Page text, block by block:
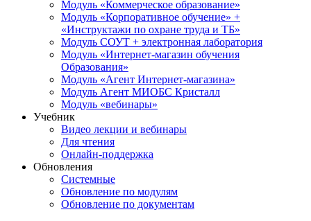
Модуль «Коммерческое образование»
Модуль «Корпоративное обучение» +
«Инструктажи по охране труда и ТБ»
Модуль СОУТ + электронная лаборатория
Модуль «Интернет-магазин обучения
Образования»
Модуль «Агент Интернет-магазина»
Модуль Агент МИОБС Кристалл
Модуль «вебинары»
Учебник
Видео лекции и вебинары
Для чтения
Онлайн-поддержка
Обновления
Системные
Обновление по модулям
Обновление по документам